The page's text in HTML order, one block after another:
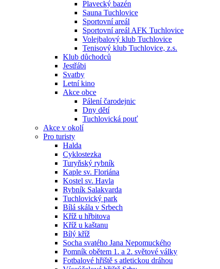
Plavecký bazén
Sauna Tuchlovice
Sportovní areál
Sportovní areál AFK Tuchlovice
Volejbalový klub Tuchlovice
Tenisový klub Tuchlovice, z.s.
Klub důchodců
Jestřábi
Svatby
Letní kino
Akce obce
Pálení čarodejnic
Dny dětí
Tuchlovická pouť
Akce v okolí
Pro turisty
Halda
Cyklostezka
Turyňský rybník
Kaple sv. Floriána
Kostel sv. Havla
Rybník Salakvarda
Tuchlovický park
Bílá skála v Srbech
Kříž u hřbitova
Kříž u kaštanu
Bílý kříž
Socha svatého Jana Nepomuckého
Pomník obětem 1. a 2. světové války
Fotbalové hřiště s atletickou dráhou